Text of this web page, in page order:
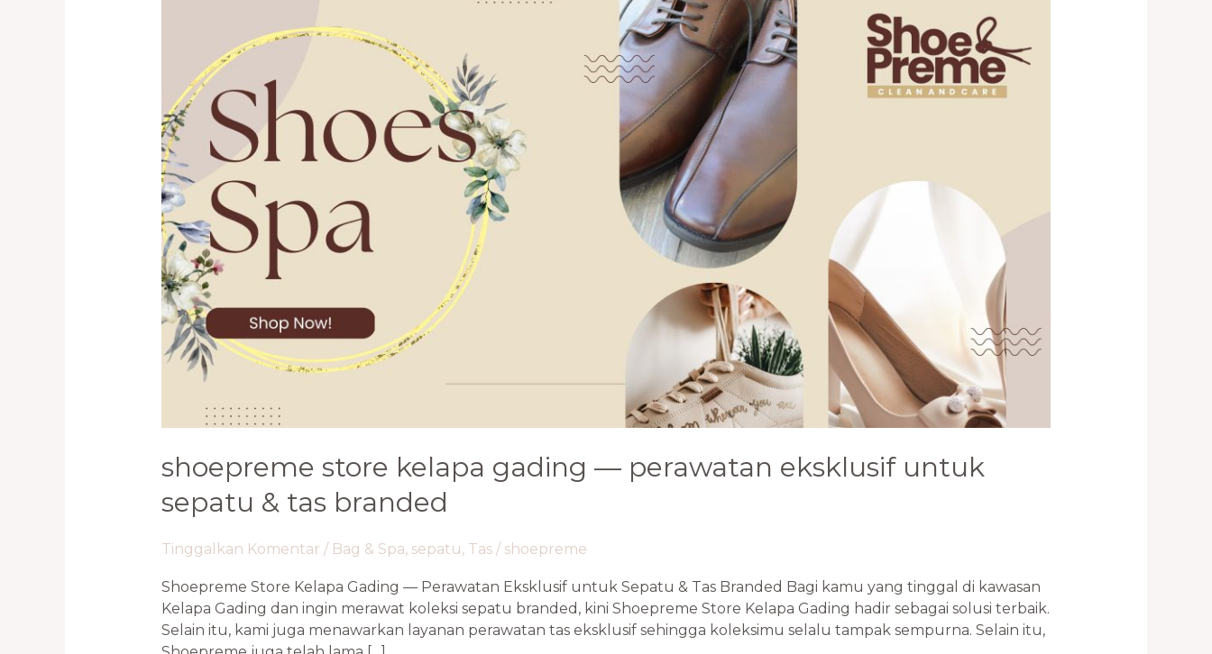
shoepreme store kelapa gading — perawatan eksklusif untuk
sepatu & tas branded
Tinggalkan Komentar / Bag & Spa, sepatu, Tas/ shoepreme
Shoepreme Store Kelapa Gading — Perawatan Eksklusif untuk Sepatu & Tas Branded Bagi kamu yang tinggal di kawasan
Kelapa Gading dan ingin merawat koleksi sepatu branded, kini Shoepreme Store Kelapa Gading hadir sebagai solusi terbaik.
Selain itu, kami juga menawarkan layanan perawatan tas eksklusif sehingga koleksimu selalu tampak sempurna. Selain itu,
Perawatan
Eksklusif
untuk
Sepatu
&
Tas
Branded